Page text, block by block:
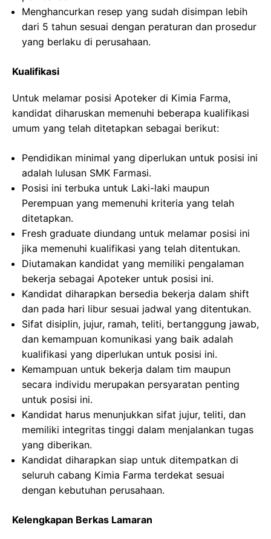
Menghancurkan resep yang sudah disimpan lebih
dari 5 tahun sesuai dengan peraturan dan prosedur
yang berlaku di perusahaan.
Kualifikasi
Untuk melamar posisi Apoteker di Kimia Farma,
kandidat diharuskan memenuhi beberapa kualifikasi
umum yang telah ditetapkan sebagai berikut:
Pendidikan minimal yang diperlukan untuk posisi ini
adalah lulusan SMK Farmasi.
Posisi ini terbuka untuk Laki-laki maupun
Perempuan yang memenuhi kriteria yang telah
ditetapkan.
Fresh graduate diundang untuk melamar posisi ini
jika memenuhi kualifikasi yang telah ditentukan.
Diutamakan kandidat yang memiliki pengalaman
bekerja sebagai Apoteker untuk posisi ini.
Kandidat diharapkan bersedia bekerja dalam shift
dan pada hari libur sesuai jadwal yang ditentukan.
Sifat disiplin, jujur, ramah, teliti, bertanggung jawab,
dan kemampuan komunikasi yang baik adalah
kualifikasi yang diperlukan untuk posisi ini.
Kemampuan untuk bekerja dalam tim maupun
secara individu merupakan persyaratan penting
untuk posisi ini.
Kandidat harus menunjukkan sifat jujur, teliti, dan
memiliki integritas tinggi dalam menjalankan tugas
yang diberikan.
Kandidat diharapkan siap untuk ditempatkan di
seluruh cabang Kimia Farma terdekat sesuai
dengan kebutuhan perusahaan.
Kelengkapan Berkas Lamaran